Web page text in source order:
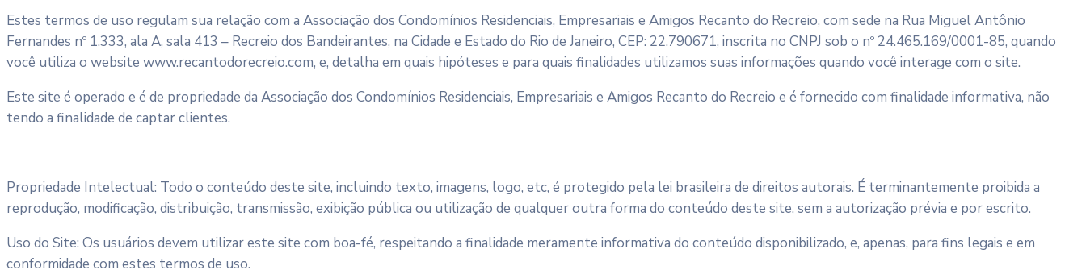
Estes termos de uso regulam sua relação com a Associação dos Condomínios Residenciais, Empresariais e Amigos Recanto do Recreio, com sede na Rua Miguel Antônio
Fernandes nº 1.333, ala A, sala 413 – Recreio dos Bandeirantes, na Cidade e Estado do Rio de Janeiro, CEP: 22.790671, inscrita no CNPJ sob o nº 24.465.169/0001-85, quando
você utiliza o website www.recantodorecreio.com, e, detalha em quais hipóteses e para quais finalidades utilizamos suas informações quando você interage com o site.
Este site é operado e é de propriedade da Associação dos Condomínios Residenciais, Empresariais e Amigos Recanto do Recreio e é fornecido com finalidade informativa, não
tendo a finalidade de captar clientes.
Propriedade Intelectual: Todo o conteúdo deste site, incluindo texto, imagens, logo, etc, é protegido pela lei brasileira de direitos autorais. É terminantemente proibida a
reprodução, modificação, distribuição, transmissão, exibição pública ou utilização de qualquer outra forma do conteúdo deste site, sem a autorização prévia e por escrito.
Uso do Site: Os usuários devem utilizar este site com boa-fé, respeitando a finalidade meramente informativa do conteúdo disponibilizado, e, apenas, para fins legais e em
conformidade com estes termos de uso.